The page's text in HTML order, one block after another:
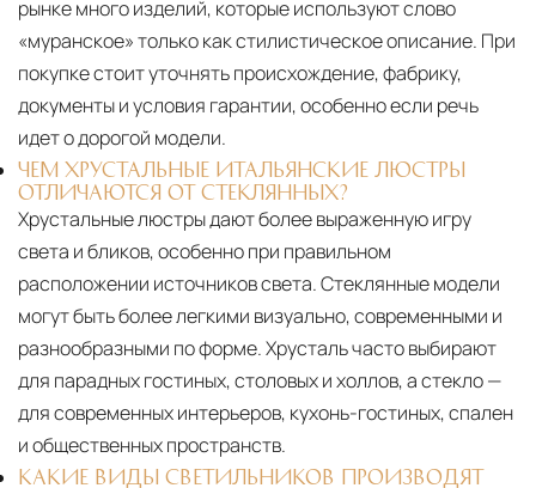
рынке много изделий, которые используют слово
«муранское» только как стилистическое описание. При
покупке стоит уточнять происхождение, фабрику,
документы и условия гарантии, особенно если речь
идет о дорогой модели.
ЧЕМ ХРУСТАЛЬНЫЕ ИТАЛЬЯНСКИЕ ЛЮСТРЫ
ОТЛИЧАЮТСЯ ОТ СТЕКЛЯННЫХ?
Хрустальные люстры дают более выраженную игру
света и бликов, особенно при правильном
расположении источников света. Стеклянные модели
могут быть более легкими визуально, современными и
разнообразными по форме. Хрусталь часто выбирают
для парадных гостиных, столовых и холлов, а стекло —
для современных интерьеров, кухонь-гостиных, спален
и общественных пространств.
КАКИЕ ВИДЫ СВЕТИЛЬНИКОВ ПРОИЗВОДЯТ